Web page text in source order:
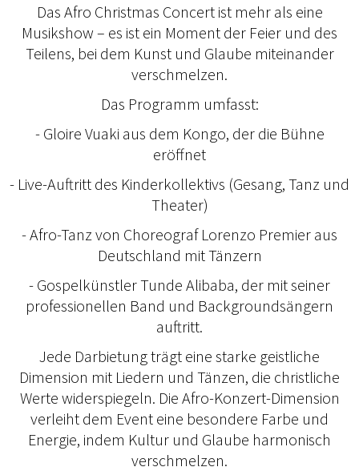
Das Afro Christmas Concert ist mehr als eine
Musikshow – es ist ein Moment der Feier und des
Teilens, bei dem Kunst und Glaube miteinander
verschmelzen.
Das Programm umfasst:
- Gloire Vuaki aus dem Kongo, der die Bühne
eröffnet
- Live-Auftritt des Kinderkollektivs (Gesang, Tanz und
Theater)
- Afro-Tanz von Choreograf Lorenzo Premier aus
Deutschland mit Tänzern
- Gospelkünstler Tunde Alibaba, der mit seiner
professionellen Band und Backgroundsängern
auftritt.
Jede Darbietung trägt eine starke geistliche
Dimension mit Liedern und Tänzen, die christliche
Werte widerspiegeln. Die Afro-Konzert-Dimension
verleiht dem Event eine besondere Farbe und
Energie, indem Kultur und Glaube harmonisch
verschmelzen.